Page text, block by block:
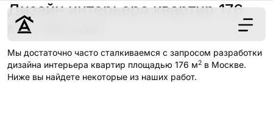
Дизайн
Ремонт
Дизайн интерьера квартир 176
м2в Москве
Мы достаточно часто сталкиваемся с запросом разработки
дизайна интерьера квартир площадью 176 м2 в Москве.
Ниже вы найдете некоторые из наших работ.